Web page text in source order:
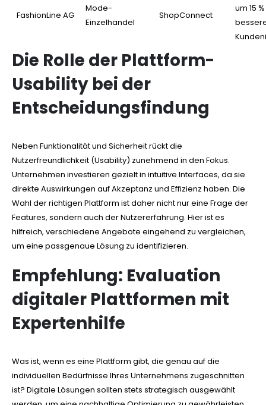
FashionLine AG
Mode-
Einzelhandel
ShopConnect
um 15
Die Rolle der Plattform-
Usability bei der
Entscheidungsfindung
Neben Funktionalität und Sicherheit rückt die
Nutzerfreundlichkeit (Usability) zunehmend in den Fokus.
Unternehmen investieren gezielt in intuitive Interfaces, da sie
direkte Auswirkungen auf Akzeptanz und Effizienz haben. Die
Wahl der richtigen Plattform ist daher nicht nur eine Frage der
Features, sondern auch der Nutzererfahrung. Hier ist es
hilfreich, verschiedene Angebote eingehend zu vergleichen,
um eine passgenaue Lösung zu identifizieren.
Empfehlung: Evaluation
digitaler Plattformen mit
Expertenhilfe
Was ist, wenn es eine Plattform gibt, die genau auf die
individuellen Bedürfnisse Ihres Unternehmens zugeschnitten
ist? Digitale Lösungen sollten stets strategisch ausgewählt